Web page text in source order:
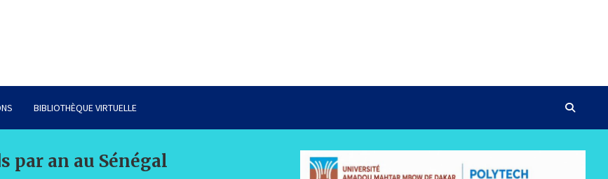
BIBLIOTHÈQUE VIRTUELLE
par an au Sénégal